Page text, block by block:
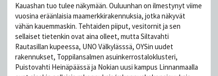
Kauashan tuo tulee näkymään. Ouluunhan on ilmestynyt viime
vuosina eräänlaisia maamerkkirakennuksia, jotka näkyvät
vähän kauemmaskin. Tehtaiden piiput, vesitornit ja sen
sellaiset tietenkin ovat aina olleet, mutta Siltavahti
Rautasillan kupeessa, UNO Välkylässsä, OYSin uudet
rakennukset, Toppilansalmen asuinkerrostaloklusteri,
Puistovahti Heinäpäässä ja Nokian uusi kampus Linnanmaalla